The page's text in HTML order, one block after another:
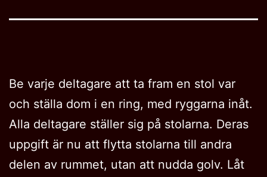
Be varje deltagare att ta fram en stol var
och ställa dom i en ring, med ryggarna inåt.
Alla deltagare ställer sig på stolarna. Deras
uppgift är nu att flytta stolarna till andra
delen av rummet, utan att nudda golv. Låt